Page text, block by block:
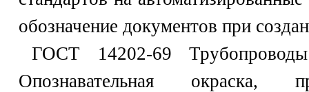
обозначение документов при
ГОСТ 14202-69
Опознавательная